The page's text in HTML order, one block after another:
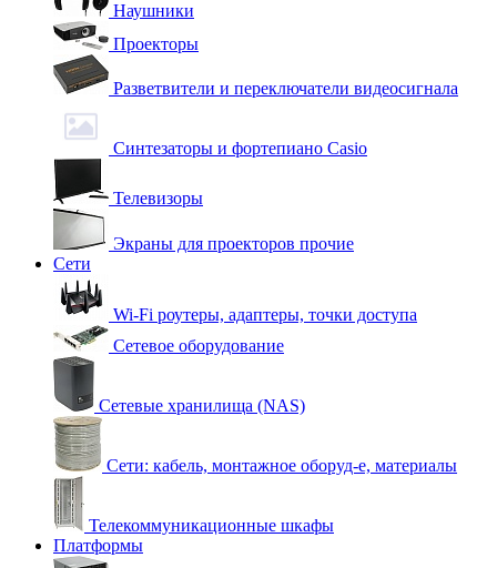
Наушники
Проекторы
Разветвители и переключатели видеосигнала
Синтезаторы и фортепиано Casio
Телевизоры
Экраны для проекторов прочие
Сети
Wi-Fi роутеры, адаптеры, точки доступа
Сетевое оборудование
Сетевые хранилища (NAS)
Сети: кабель, монтажное оборуд-е, материалы
Телекоммуникационные шкафы
Платформы